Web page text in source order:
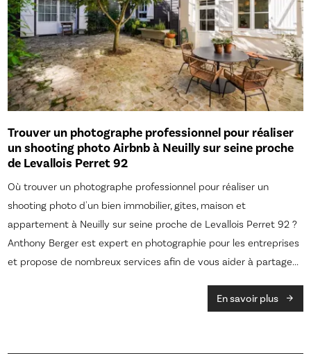
Trouver un photographe professionnel pour réaliser
un shooting photo Airbnb à Neuilly sur seine proche
de Levallois Perret 92
Où trouver un photographe professionnel pour réaliser un
shooting photo d'un bien immobilier, gites, maison et
appartement à Neuilly sur seine proche de Levallois Perret 92 ?
Anthony Berger est expert en photographie pour les entreprises
et propose de nombreux services afin de vous aider à partage...
En savoir plus